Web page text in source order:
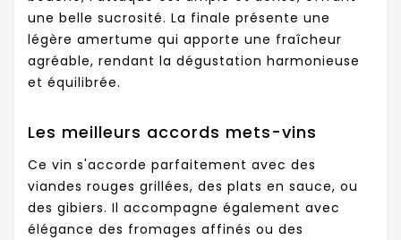
une belle sucrosité. La finale présente une
légère amertume qui apporte une fraîcheur
agréable, rendant la dégustation harmonieuse
et équilibrée.
Les meilleurs accords mets-vins
Ce vin s'accorde parfaitement avec des
viandes rouges grillées, des plats en sauce, ou
des gibiers. Il accompagne également avec
élégance des fromages affinés ou des